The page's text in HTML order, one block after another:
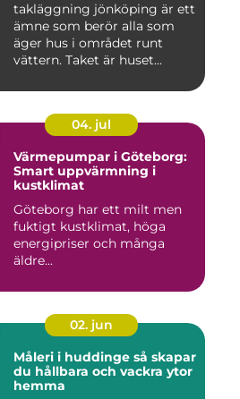
takläggning jönköping är ett
ämne som berör alla som
äger hus i området runt
vättern. Taket är huset...
04. jul
Värmepumpar i Göteborg:
Smart uppvärmning i
kustklimat
Göteborg har ett milt men
fuktigt kustklimat, höga
energipriser och många
äldre...
02. jun
Måleri i huddinge så skapar
du hållbara och vackra ytor
hemma